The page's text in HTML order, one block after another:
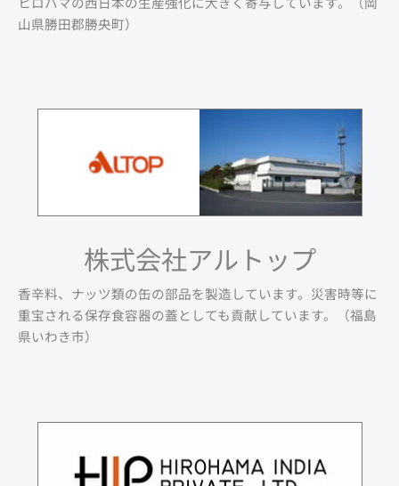
山県勝田郡勝央町）
株式会社アルトップ
香辛料、ナッツ類の缶の部品を製造しています。災害時等に
重宝される保存食容器の蓋としても貢献しています。（福島
県いわき市）